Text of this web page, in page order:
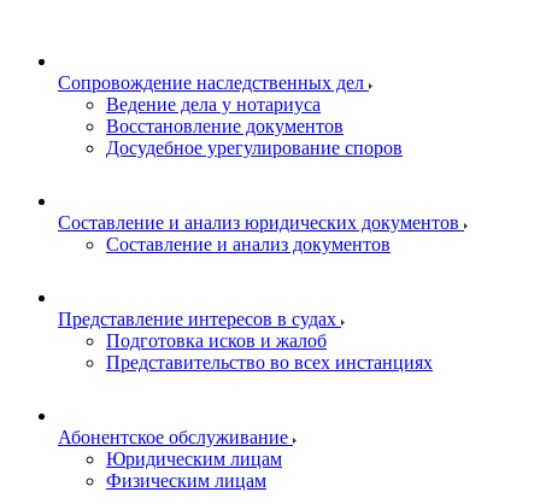
Сопровождение наследственных дел
Ведение дела у нотариуса
Восстановление документов
Досудебное урегулирование споров
Составление и анализ юридических документов
Составление и анализ документов
Представление интересов в судах
Подготовка исков и жалоб
Представительство во всех инстанциях
Абонентское обслуживание
Юридическим лицам
Физическим лицам